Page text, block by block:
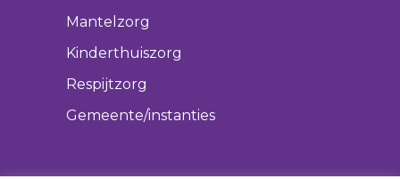
Mantelzorg
Kinderthuiszorg
Respijtzorg
Gemeente/instanties